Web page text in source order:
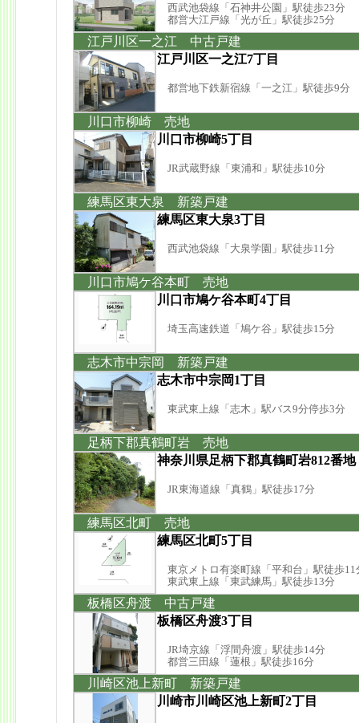
西武池袋線「石神井公園」駅徒歩23分
都営大江戸線「光が丘」駅徒歩25分
江戸川区一之江 中古戸建
江戸川区一之江7丁目
都営地下鉄新宿線「一之江」駅徒歩9分
川口市柳崎 売地
川口市柳崎5丁目
JR武蔵野線「東浦和」駅徒歩10分
練馬区東大泉 新築戸建
練馬区東大泉3丁目
西武池袋線「大泉学園」駅徒歩11分
川口市鳩ケ谷本町 売地
川口市鳩ケ谷本町4丁目
埼玉高速鉄道「鳩ケ谷」駅徒歩15分
志木市中宗岡 新築戸建
志木市中宗岡1丁目
東武東上線「志木」駅バス9分停歩3分
足柄下郡真鶴町岩 売地
神奈川県足柄下郡真鶴町岩812番地
JR東海道線「真鶴」駅徒歩17分
練馬区北町 売地
練馬区北町5丁目
東京メトロ有楽町線「平和台」駅徒歩11
東武東上線「東武練馬」駅徒歩13分
板橋区舟渡 中古戸建
板橋区舟渡3丁目
JR埼京線「浮間舟渡」駅徒歩14分
都営三田線「蓮根」駅徒歩16分
川崎区池上新町 新築戸建
川崎市川崎区池上新町2丁目